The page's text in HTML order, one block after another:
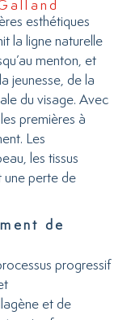
esthétiques
la ligne naturelle
menton, et
jeunesse, de la
du visage. Avec
premières à
Les
les tissus
une perte de
de
progressif
et de